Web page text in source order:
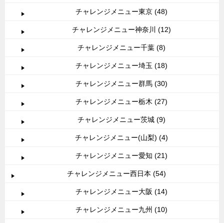
チャレンジメニュー東京 (48)
チャレンジメニュー神奈川 (12)
チャレンジメニュー千葉 (8)
チャレンジメニュー埼玉 (18)
チャレンジメニュー群馬 (30)
チャレンジメニュー栃木 (27)
チャレンジメニュー茨城 (9)
チャレンジメニュー(山梨) (4)
チャレンジメニュー愛知 (21)
チャレンジメニュー西日本 (54)
チャレンジメニュー大阪 (14)
チャレンジメニュー九州 (10)